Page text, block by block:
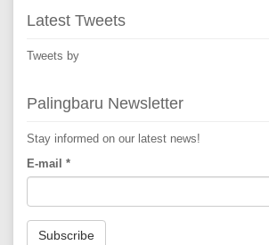
Latest Tweets
Tweets by
Palingbaru Newsletter
Stay informed on our latest news!
E-mail *
Subscribe